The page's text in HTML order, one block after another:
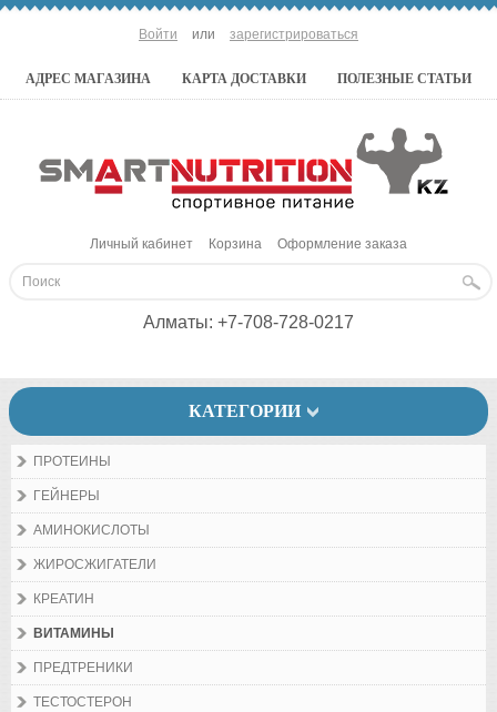
Войти или зарегистрироваться
АДРЕС МАГАЗИНА КАРТА ДОСТАВКИ ПОЛЕЗНЫЕ СТАТЬИ
Личный кабинет Корзина Оформление заказа
Алматы: +7-708-728-0217
КАТЕГОРИИ
ПРОТЕИНЫ
ГЕЙНЕРЫ
АМИНОКИСЛОТЫ
ЖИРОСЖИГАТЕЛИ
КРЕАТИН
ВИТАМИНЫ
ПРЕДТРЕНИКИ
ТЕСТОСТЕРОН